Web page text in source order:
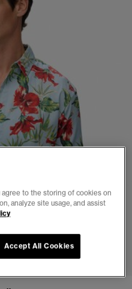
4 5 6
agree to the storing of cookies on
analyze site usage, and assist
Accept All Cookies